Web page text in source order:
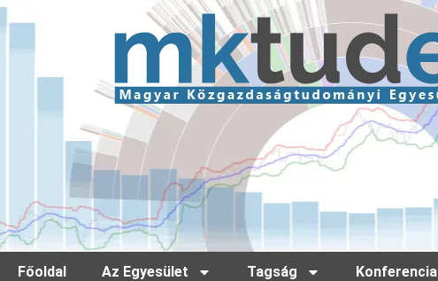
Főoldal Az Egyesület Tagság Konferencia